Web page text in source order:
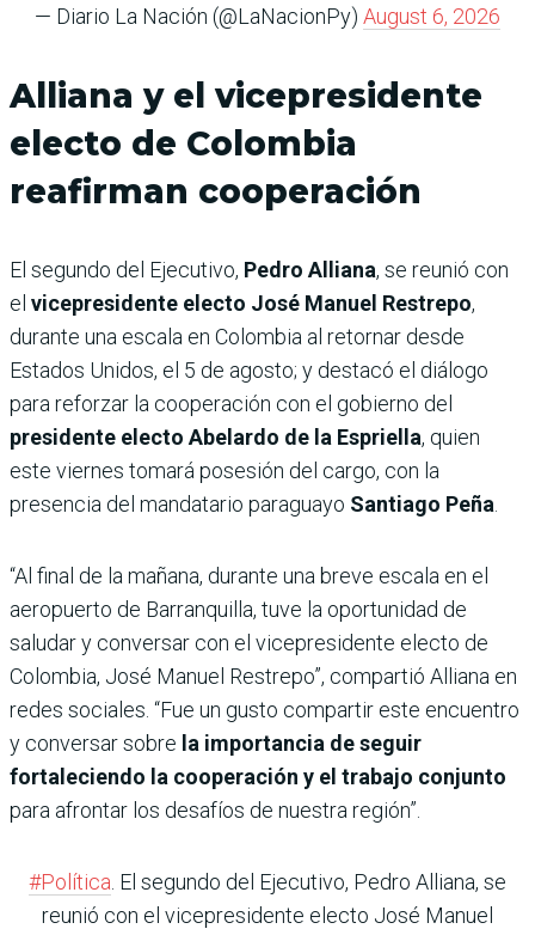
— Diario La Nación (@LaNacionPy) August 6, 2026
Alliana y el vicepresidente
electo de Colombia
reafirman cooperación
El segundo del Ejecutivo, Pedro Alliana, se reunió con
el vicepresidente electo José Manuel Restrepo,
durante una escala en Colombia al retornar desde
Estados Unidos, el 5 de agosto; y destacó el diálogo
para reforzar la cooperación con el gobierno del
presidente electo Abelardo de la Espriella, quien
este viernes tomará posesión del cargo, con la
presencia del mandatario paraguayo Santiago Peña.
“Al final de la mañana, durante una breve escala en el
aeropuerto de Barranquilla, tuve la oportunidad de
saludar y conversar con el vicepresidente electo de
Colombia, José Manuel Restrepo”, compartió Alliana en
redes sociales. “Fue un gusto compartir este encuentro
y conversar sobre la importancia de seguir
fortaleciendo la cooperación y el trabajo conjunto
para afrontar los desafíos de nuestra región”.
#Política. El segundo del Ejecutivo, Pedro Alliana, se
reunió con el vicepresidente electo José Manuel